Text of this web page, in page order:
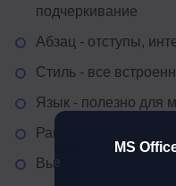
подчеркивание
Абзац - отступы,
Стиль - все
Язык - полезно для
Рамки - для
Выделение цветом -
Google
MS